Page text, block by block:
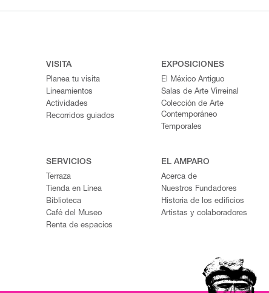
VISITA
Planea tu visita
Lineamientos
Actividades
Recorridos guiados
EXPOSICIONES
El México Antiguo
Salas de Arte Virreinal
Colección de Arte
Contemporáneo
Temporales
SERVICIOS
Terraza
Tienda en Línea
Biblioteca
Café del Museo
Renta de espacios
EL AMPARO
Acerca de
Nuestros Fundadores
Historia de los edificios
Artistas y colaboradores